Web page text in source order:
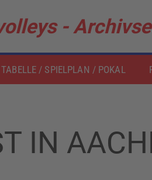
-
TABELLE / SPIELPLAN / POKAL
IN